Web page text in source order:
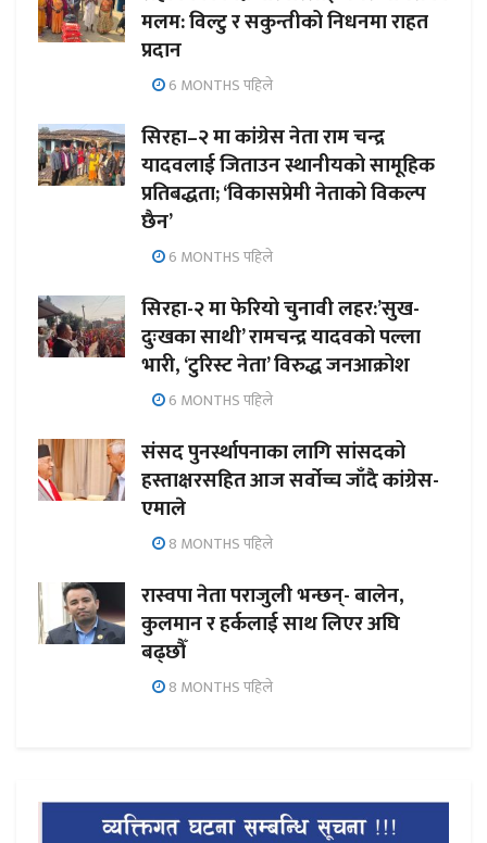
मलम: विल्टु र सकुन्तीको निधनमा राहत
प्रदान
6 MONTHS पहिले
सिरहा–२ मा कांग्रेस नेता राम चन्द्र
यादवलाई जिताउन स्थानीयको सामूहिक
प्रतिबद्धता; ‘विकासप्रेमी नेताको विकल्प
छैन’
6 MONTHS पहिले
सिरहा-२ मा फेरियो चुनावी लहर:’सुख-
दुःखका साथी’ रामचन्द्र यादवको पल्ला
भारी, ‘टुरिस्ट नेता’ विरुद्ध जनआक्रोश
6 MONTHS पहिले
संसद पुनर्स्थापनाका लागि सांसदको
हस्ताक्षरसहित आज सर्वोच्च जाँदै कांग्रेस-
एमाले
8 MONTHS पहिले
रास्वपा नेता पराजुली भन्छन्- बालेन,
कुलमान र हर्कलाई साथ लिएर अघि
बढ्छौँ
8 MONTHS पहिले